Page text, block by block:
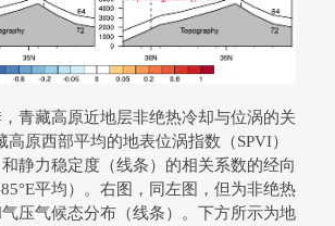
青藏高原近地层非绝热冷却与位涡的关
高原西部平均的地表位涡指数（SPVI）
静力稳定度（线条）的相关系数的经向
平均）。右图，同左图，但为非绝热
压气候态分布（线条）。下方所示为地